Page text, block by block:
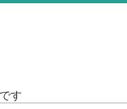
す